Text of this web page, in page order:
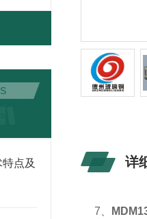
点及
详
7、